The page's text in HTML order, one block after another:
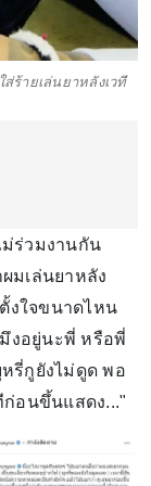
ร้ายเล่นยาหลังเวที
ร่วมงานกัน
มเล่นยาหลัง
งใจขนาดไหน
งอยู่นะพี่ หรือพี่
รี่กูยังไม่ดูด พอ
ก่อนขึ้นแสดง..."